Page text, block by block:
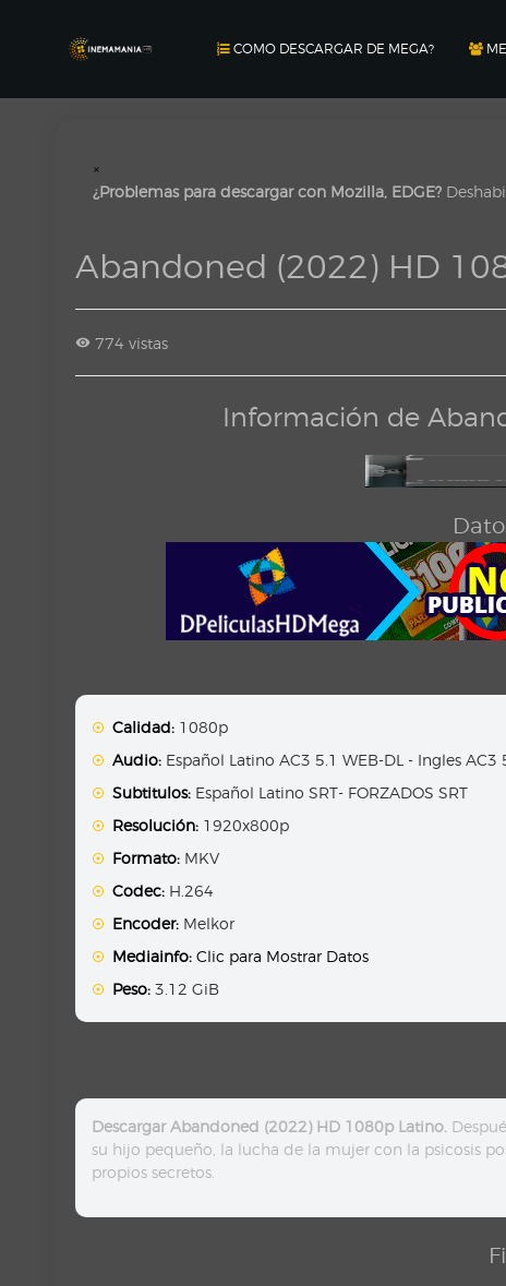
COMO DESCARGAR DE MEGA?
×
¿Problemas para descargar con Mozilla, EDGE?
Abandoned (2022) HD
774 vistas
Información de
Calidad: 1080p
Audio: Español Latino AC3 5.1 WEB-DL - Ingles AC3
Subtitulos: Español Latino SRT- FORZADOS SRT
Resolución: 1920x800p
Formato: MKV
Codec: H.264
Encoder: Melkor
Mediainfo: Clic para Mostrar Datos
Peso: 3.12 GiB
Descargar Abandoned (2022) HD 1080p Latino.
su hijo pequeño, la lucha de la mujer con la psicosis
propios secretos.